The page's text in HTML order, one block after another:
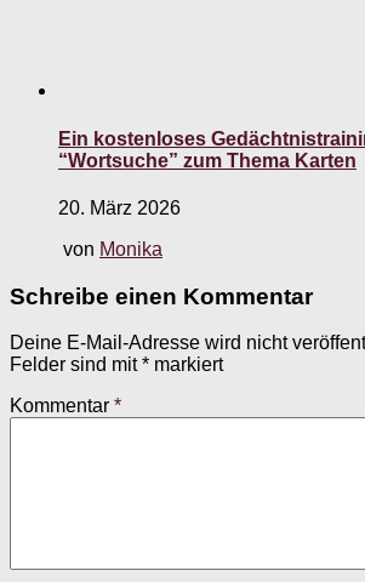
Ein kostenloses
“Wortsuche” zum Thema Karten
20. März 2026
von Monika
Schreibe einen Kommentar
Deine E-Mail-Adresse wird nicht
Felder sind mit* markiert
Kommentar *